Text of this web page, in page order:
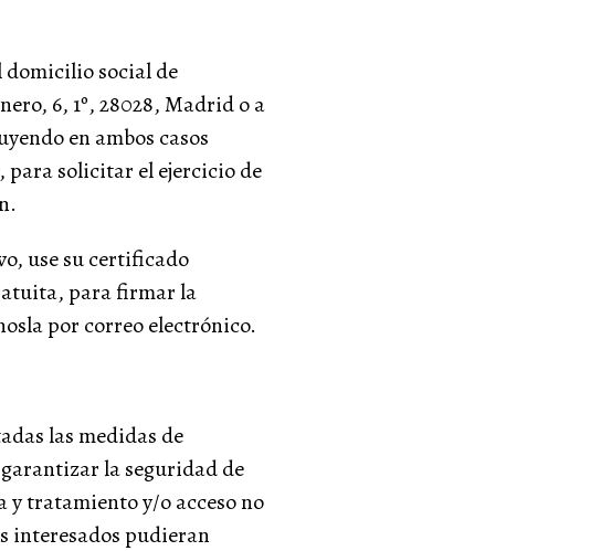
social de
6, 1º, 28028, Madrid o a
en ambos casos
solicitar el ejercicio de
use su certificado
para firmar la
por correo electrónico.
las medidas de
la seguridad de
y tratamiento y/o acceso no
interesados pudieran